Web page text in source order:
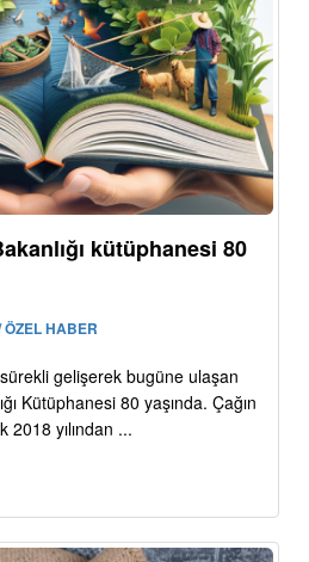
kütüphanesi 80
ÖZEL HABER
gelişerek bugüne ulaşan
Kütüphanesi 80 yaşında. Çağın
yılından ...